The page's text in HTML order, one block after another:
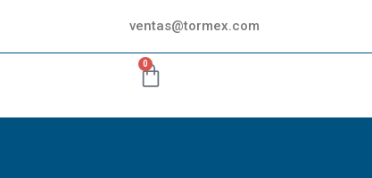
ventas@tormex.com
0